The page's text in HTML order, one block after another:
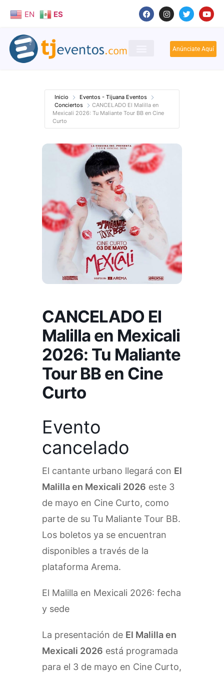
EN ES
Anúnciate Aquí
Inicio
Eventos - Tijuana Eventos
Conciertos
CANCELADO El Malilla en
Mexicali 2026: Tu Maliante Tour BB en Cine
Curto
CANCELADO El
Malilla en Mexicali
2026: Tu Maliante
Tour BB en Cine
Curto
Evento
cancelado
El cantante urbano llegará con El
Malilla en Mexicali 2026 este 3
de mayo en Cine Curto, como
parte de su Tu Maliante Tour BB.
Los boletos ya se encuentran
disponibles a través de la
plataforma Arema.
El Malilla en Mexicali 2026: fecha
y sede
La presentación de El Malilla en
Mexicali 2026 está programada
para el 3 de mayo en Cine Curto,